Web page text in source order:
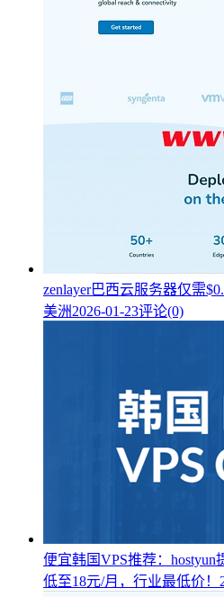
zenlayer巴西云服务器仅需
美洲2026-01-23评论(0)
便宜韩国VPS推荐：hostyun
低至18元/月，行业最低价！